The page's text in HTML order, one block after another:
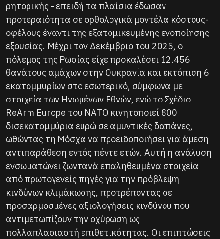
ρητορικής - επειδή τα πλαίσια έδωσαν
προτεραιότητα σε ορθολογικά μοντέλα κόστους-
οφέλους έναντι της εξατομικευμένης ενοποίησης
εξουσίας. Μέχρι τον Δεκέμβριο του 2025, ο
πόλεμος της Ρωσίας είχε προκαλέσει 12.456
θανάτους αμάχων στην Ουκρανία και εκτόπιση 6
εκατομμυρίων στο εσωτερικό, σύμφωνα με
στοιχεία των Ηνωμένων Εθνών, ενώ το Σχέδιο
ReArm Europe του ΝΑΤΟ κινητοποιεί 800
δισεκατομμύρια ευρώ σε αμυντικές δαπάνες,
ωθώντας τη Μόσχα να προειδοποιήσει για άμεση
αντιπαράθεση εντός πέντε ετών. Αυτή η ανάλυση
ενσωματώνει ζωντανά επαληθευμένα στοιχεία
από πρωτογενείς πηγές για την πρόβλεψη
κινδύνων κλιμάκωσης, προτρέποντας σε
προσαρμοσμένες αξιολογήσεις κινδύνου που
αντιμετωπίζουν την οχύρωση ως
πολλαπλασιαστή επιθετικότητας. Οι επιπτώσεις